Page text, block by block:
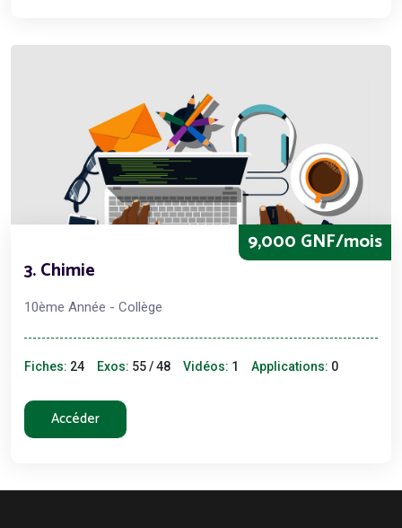
9,000 GNF/mois
3. Chimie
10ème Année - Collège
Fiches: 24 Exos: 55 / 48 Vidéos: 1 Applications: 0
Accéder